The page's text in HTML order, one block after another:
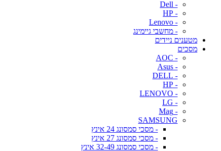
- Dell
- HP
- Lenovo
- מחשבי גיימינג
מטענים ניידים
מסכים
- AOC
- Asus
- DELL
- HP
- LENOVO
- LG
- Mag
SAMSUNG
- מסכי סמסונג 24 אינץ
- מסכי סמסונג 27 אינץ
- מסכי סמסונג 32-49 אינץ